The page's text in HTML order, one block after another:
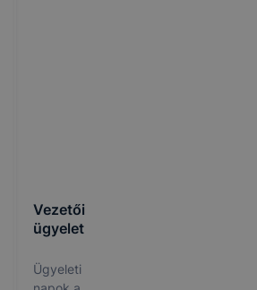
Vezetői
ügyelet
Ügyeleti